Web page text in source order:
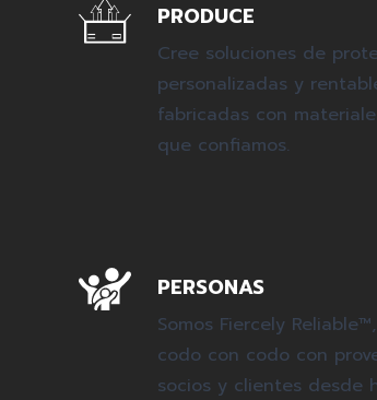
PRODUCE
Cree soluciones de
personalizadas y
fabricadas con
que confiamos.
PERSONAS
Somos Fiercely
codo con codo con
socios y clientes desde